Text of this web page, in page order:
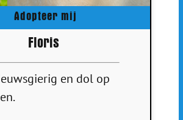
Adopteer mij
Floris
en dol op